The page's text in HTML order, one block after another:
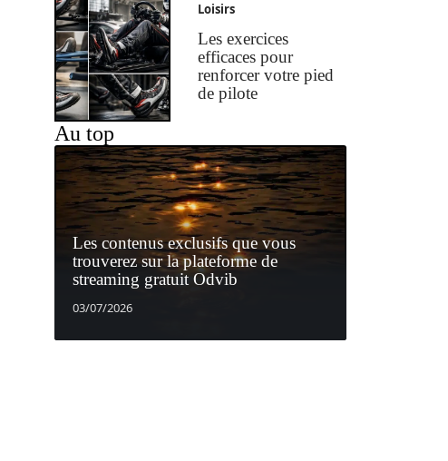
Loisirs
Les exercices
efficaces pour
renforcer votre pied
de pilote
Au top
Les contenus exclusifs que vous
trouverez sur la plateforme de
streaming gratuit Odvib
03/07/2026